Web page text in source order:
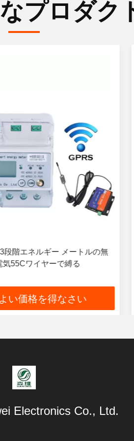
プロダク
段階エネルギー メートルの無
55Cワイヤーで縛る
い価格を得なさい
Electronics Co., Ltd.